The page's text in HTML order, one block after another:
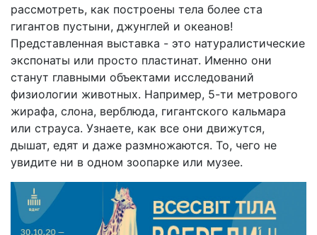
рассмотреть, как построены тела более ста
гигантов пустыни, джунглей и океанов!
Представленная выставка - это натуралистические
экспонаты или просто пластинат. Именно они
станут главными объектами исследований
физиологии животных. Например, 5-ти метрового
жирафа, слона, верблюда, гигантского кальмара
или страуса. Узнаете, как все они движутся,
дышат, едят и даже размножаются. То, чего не
увидите ни в одном зоопарке или музее.